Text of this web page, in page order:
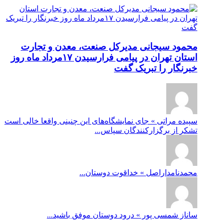
محمود سیجانی مدیرکل صنعت، معدن و تجارت
استان تهران در پیامی فرارسیدن ۱۷مرداد ماه روز
خبرنگار را تبریک گفت
سپیده مراتی » جای نمایشگاه‌های این چنینی واقعا خالی است
تشکر از برگزارکنندگان سپاس...
محمدنامداراصل » خداقوت دوستان...
ساناز شمسی پور » درود دوستان موفق باشید...